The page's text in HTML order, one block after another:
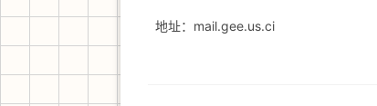
地址：mail.gee.us.ci